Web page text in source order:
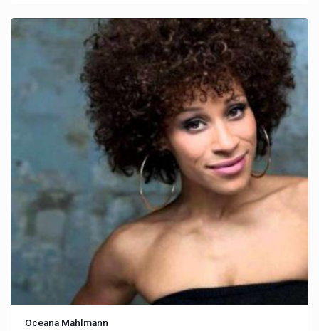
Oceana Mahlmann